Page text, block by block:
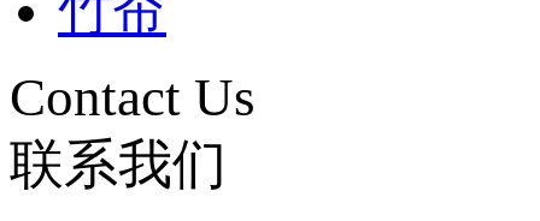
Contact Us
联系我们